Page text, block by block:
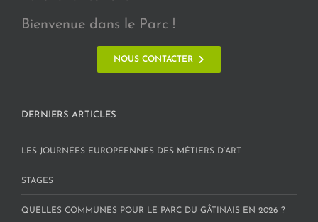
Bienvenue dans le Parc !
NOUS CONTACTER
DERNIERS ARTICLES
LES JOURNÉES EUROPÉENNES DES MÉTIERS D’ART
STAGES
QUELLES COMMUNES POUR LE PARC DU GÂTINAIS EN 2026 ?